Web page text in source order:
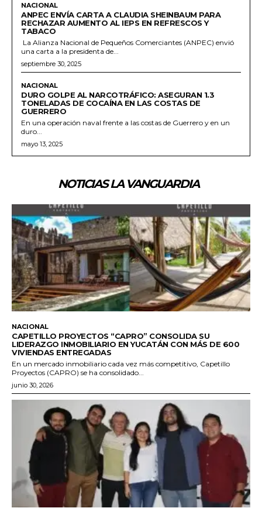
NACIONAL
ANPEC ENVÍA CARTA A CLAUDIA SHEINBAUM PARA
RECHAZAR AUMENTO AL IEPS EN REFRESCOS Y
TABACO
La Alianza Nacional de Pequeños Comerciantes (ANPEC) envió
una carta a la presidenta de...
septiembre 30, 2025
NACIONAL
DURO GOLPE AL NARCOTRÁFICO: ASEGURAN 1.3
TONELADAS DE COCAÍNA EN LAS COSTAS DE
GUERRERO
En una operación naval frente a las costas de Guerrero y en un
duro...
mayo 13, 2025
NOTICIAS LA VANGUARDIA
NACIONAL
CAPETILLO PROYECTOS “CAPRO” CONSOLIDA SU
LIDERAZGO INMOBILIARIO EN YUCATÁN CON MÁS DE 600
VIVIENDAS ENTREGADAS
En un mercado inmobiliario cada vez más competitivo, Capetillo
Proyectos (CAPRO) se ha consolidado...
junio 30, 2026